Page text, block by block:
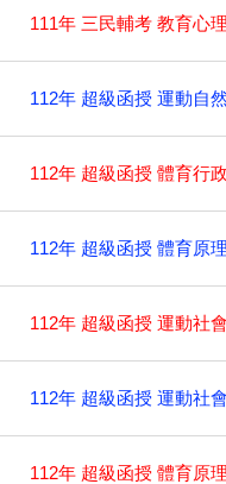
111年 三民輔考 教育心
112年 超級函授 運動自
112年 超級函授 體育行
112年 超級函授 體育原
112年 超級函授 運動社
112年 超級函授 運動社
112年 超級函授 體育原